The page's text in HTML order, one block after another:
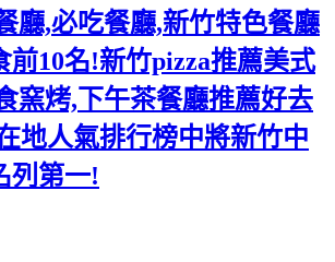
廳,必吃餐廳,新竹特色餐廳
前10名!新竹pizza推薦美式
窯烤,下午茶餐廳推薦好去
地人氣排行榜中將新竹中
列第一!